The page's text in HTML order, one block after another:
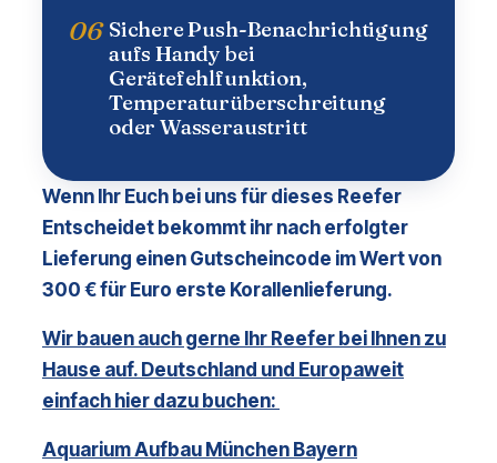
06 Sichere Push-Benachrichtigung
aufs Handy bei
Gerätefehlfunktion,
Temperaturüberschreitung
oder Wasseraustritt
Wenn Ihr Euch bei uns für dieses Reefer
Entscheidet bekommt ihr nach erfolgter
Lieferung einen Gutscheincode im Wert von
300 € für Euro erste Korallenlieferung.
Wir bauen auch gerne Ihr Reefer bei Ihnen zu
Hause auf. Deutschland und Europaweit
einfach hier dazu buchen:
Aquarium Aufbau München Bayern